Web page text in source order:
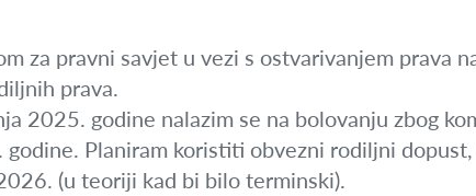
za pravni savjet u vezi s ostvarivanjem prava
prava.
2025. godine nalazim se na bolovanju zbog
Planiram koristiti obvezni rodiljni
(u teoriji kad bi bilo terminski).